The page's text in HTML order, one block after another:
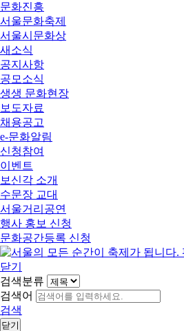
문화진흥
서울문화축제
서울시문화상
새소식
공지사항
공모소식
생생 문화현장
보도자료
채용공고
e-문화알림
신청참여
이벤트
보신각 소개
수문장 교대
서울거리공연
행사 홍보 신청
문화공간등록 신청
닫기
검색분류
검색어
검색
닫기